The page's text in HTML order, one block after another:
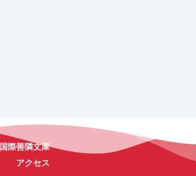
国際善隣文庫
アクセス